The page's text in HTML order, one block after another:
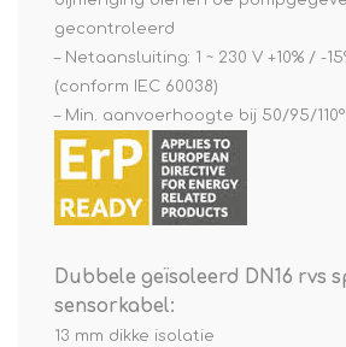
gecontroleerd
– Netaansluiting: 1 ~ 230 V +10% / -
(conform IEC 60038)
– Min. aanvoerhoogte bij 50/95/
Dubbele geïsoleerd DN16 rvs
sensorkabel:
13 mm dikke isolatie